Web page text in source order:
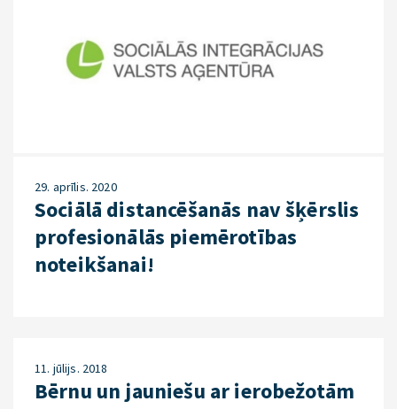
29. aprīlis. 2020
Sociālā distancēšanās nav šķērslis
profesionālās piemērotības
noteikšanai!
11. jūlijs. 2018
Bērnu un jauniešu ar ierobežotām